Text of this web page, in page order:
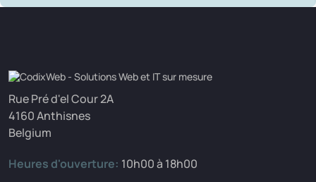
Rue Pré d'el Cour 2A
4160 Anthisnes
Belgium
Heures d'ouverture: 10h00 à 18h00